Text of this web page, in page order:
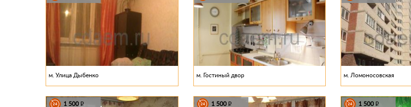
м. Улица Дыбенко м. Гостиный двор м. Ломоносовская
1 500 P 1 500 P 1 500 P